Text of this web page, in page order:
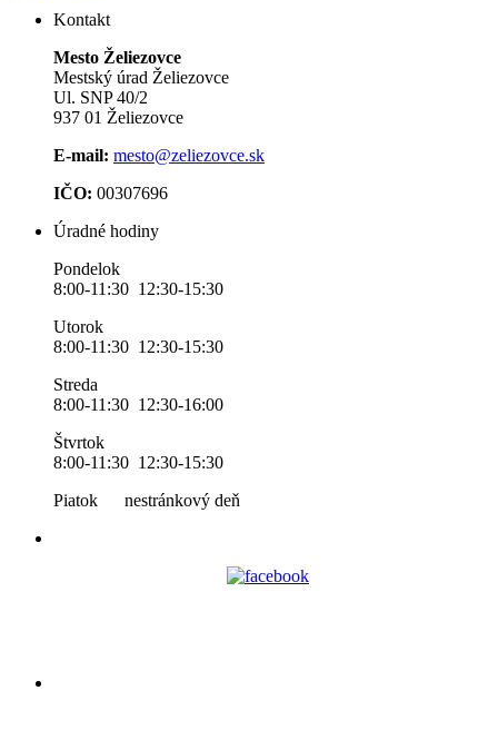
Kontakt
Mesto Želiezovce
Mestský úrad Želiezovce
Ul. SNP 40/2
937 01 Želiezovce
E-mail: mesto@zeliezovce.sk
IČO: 00307696
Úradné hodiny
Pondelok
8:00-11:30 12:30-15:30
Utorok
8:00-11:30 12:30-15:30
Streda
8:00-11:30 12:30-16:00
Štvrtok
8:00-11:30 12:30-15:30
Piatok nestránkový deň